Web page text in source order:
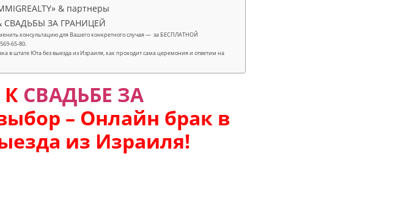
& партнеры
СВАДЬБЫ ЗА ГРАНИЦЕЙ
консультацию для Вашего конкретного случая — за БЕСПЛАТНОЙ
65-80.
штате Юта без выезда из Израиля, как проходит сама церемония и ответим на
К СВАДЬБЕ ЗА
– Онлайн брак в
из Израиля!